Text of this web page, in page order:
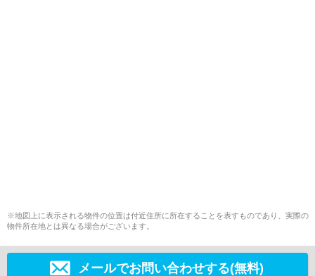
※地図上に表示される物件の位置は付近住所に所在することを表すものであり、実際の
物件所在地とは異なる場合がございます。
メールでお問い合わせする(無料)